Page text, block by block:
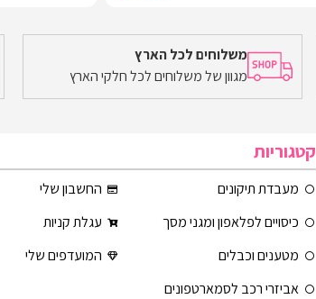
הוספה לסל הוספה לסל
משלוחים לכל הארץ
מגוון של משלוחים לכל חלקי הארץ
קטגוריות
מעבדת תיקונים
כיסויים לפלאפון ומגני מסך
מטענים וכבלים
אביזרי רכב לסמארטפונים
החשבון שלי
עגלת קניות
המועדפים שלי